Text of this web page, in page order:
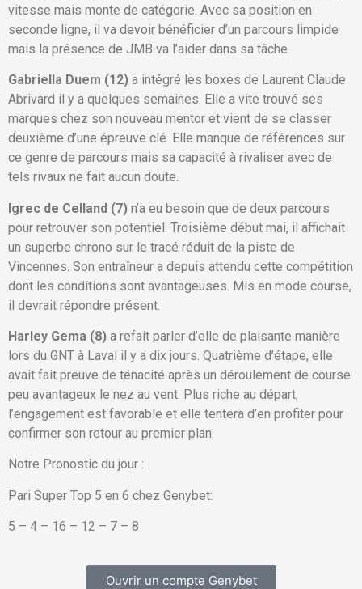
vitesse mais monte de catégorie. Avec sa position en
seconde ligne, il va devoir bénéficier d’un parcours limpide
mais la présence de JMB va l’aider dans sa tâche.
Gabriella Duem (12) a intégré les boxes de Laurent Claude
Abrivard il y a quelques semaines. Elle a vite trouvé ses
marques chez son nouveau mentor et vient de se classer
deuxième d’une épreuve clé. Elle manque de références sur
ce genre de parcours mais sa capacité à rivaliser avec de
tels rivaux ne fait aucun doute.
Igrec de Celland (7) n’a eu besoin que de deux parcours
pour retrouver son potentiel. Troisième début mai, il affichait
un superbe chrono sur le tracé réduit de la piste de
Vincennes. Son entraîneur a depuis attendu cette compétition
dont les conditions sont avantageuses. Mis en mode course,
il devrait répondre présent.
Harley Gema (8) a refait parler d’elle de plaisante manière
lors du GNT à Laval il y a dix jours. Quatrième d’étape, elle
avait fait preuve de ténacité après un déroulement de course
peu avantageux le nez au vent. Plus riche au départ,
l’engagement est favorable et elle tentera d’en profiter pour
confirmer son retour au premier plan.
Notre Pronostic du jour :
Pari Super Top 5 en 6 chez Genybet:
5 – 4 – 16 – 12 – 7 – 8
Ouvrir un compte Genybet